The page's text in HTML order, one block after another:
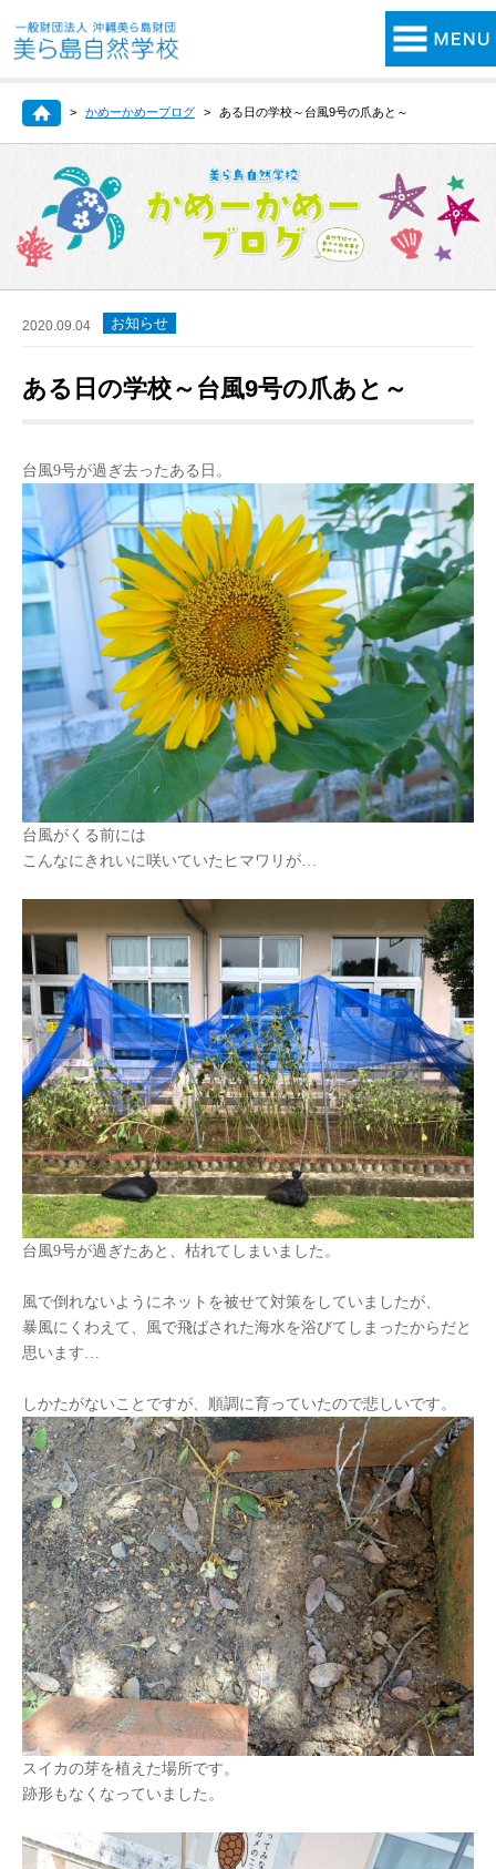
かめーかめーブログ ある日の学校～台風9号の爪あと～
2020.09.04 お知らせ
ある日の学校～台風9号の爪あと～
台風9号が過ぎ去ったある日。
台風がくる前には
こんなにきれいに咲いていたヒマワリが…
台風9号が過ぎたあと、枯れてしまいました。
風で倒れないようにネットを被せて対策をしていましたが、
暴風にくわえて、風で飛ばされた海水を浴びてしまったからだと
思います…
しかたがないことですが、順調に育っていたので悲しいです。
スイカの芽を植えた場所です。
跡形もなくなっていました。